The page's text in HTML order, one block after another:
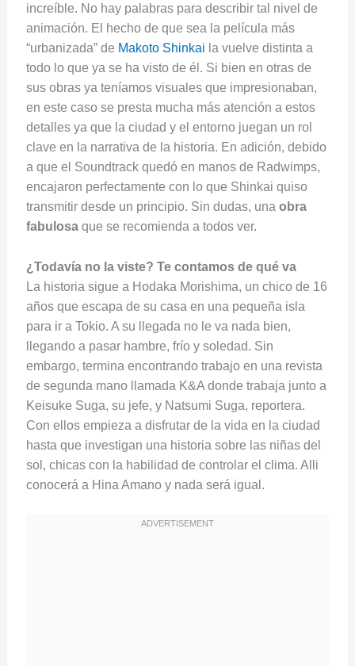
increíble. No hay palabras para describir tal nivel de
animación. El hecho de que sea la película más
“urbanizada” de Makoto Shinkai la vuelve distinta a
todo lo que ya se ha visto de él. Si bien en otras de
sus obras ya teníamos visuales que impresionaban,
en este caso se presta mucha más atención a estos
detalles ya que la ciudad y el entorno juegan un rol
clave en la narrativa de la historia. En adición, debido
a que el Soundtrack quedó en manos de Radwimps,
encajaron perfectamente con lo que Shinkai quiso
transmitir desde un principio. Sin dudas, una obra
fabulosaque se recomienda a todos ver.
¿Todavía no la viste? Te contamos de qué va
La historia sigue a Hodaka Morishima, un chico de 16
años que escapa de su casa en una pequeña isla
para ir a Tokio. A su llegada no le va nada bien,
llegando a pasar hambre, frío y soledad. Sin
embargo, termina encontrando trabajo en una revista
de segunda mano llamada K&A donde trabaja junto a
Keisuke Suga, su jefe, y Natsumi Suga, reportera.
Con ellos empieza a disfrutar de la vida en la ciudad
hasta que investigan una historia sobre las niñas del
sol, chicas con la habilidad de controlar el clima. Alli
conocerá a Hina Amano y nada será igual.